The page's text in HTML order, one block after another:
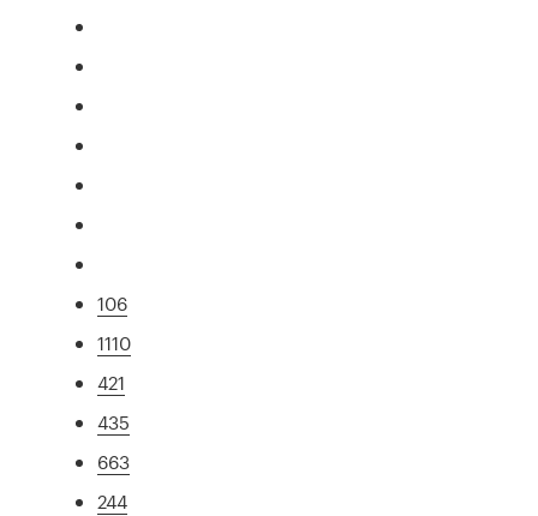
106
1110
421
435
663
244